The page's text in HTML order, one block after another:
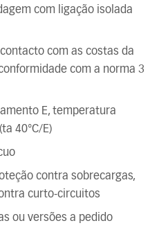
com ligação isolada
com as costas da
com a norma 3
E, temperatura
40°C/E)
contra sobrecargas,
curto-circuitos
ou versões a pedido